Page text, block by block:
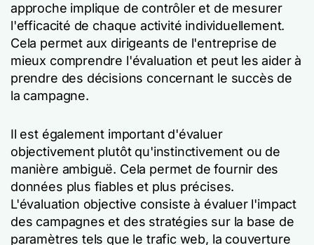
approche implique de contrôler et de mesurer
l'efficacité de chaque activité individuellement.
Cela permet aux dirigeants de l'entreprise de
mieux comprendre l'évaluation et peut les aider à
prendre des décisions concernant le succès de
la campagne.
Il est également important d'évaluer
objectivement plutôt qu'instinctivement ou de
manière ambiguë. Cela permet de fournir des
données plus fiables et plus précises.
L'évaluation objective consiste à évaluer l'impact
des campagnes et des stratégies sur la base de
paramètres tels que le trafic web, la couverture